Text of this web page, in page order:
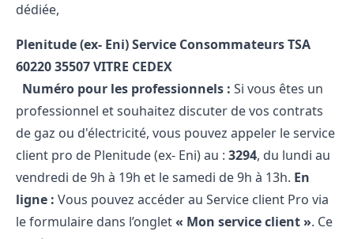
dédiée,
Plenitude (ex- Eni) Service ConsommateursTSA
60220 35507 VITRE CEDEX
Numéro pour les professionnels : Si vous êtes un
professionnel et souhaitez discuter de vos contrats
de gaz ou d'électricité, vous pouvez appeler le service
client pro de Plenitude (ex- Eni) au : 3294, du lundi au
vendredi de 9h à 19h et le samedi de 9h à 13h. En
ligne : Vous pouvez accéder au Service client Pro via
le formulaire dans l’onglet« Mon service client ». Ce